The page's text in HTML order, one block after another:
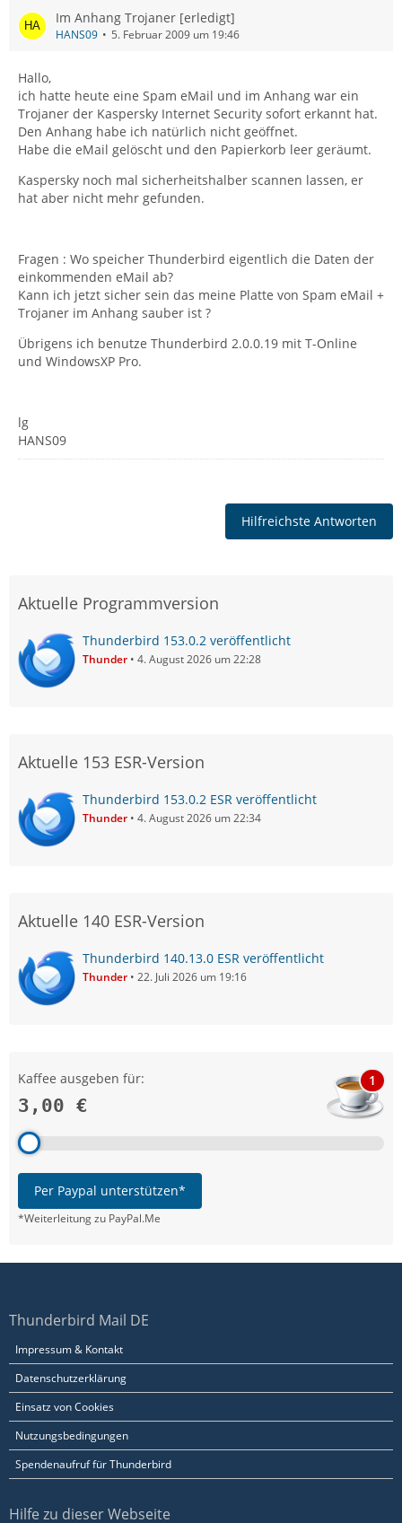
Im Anhang Trojaner [erledigt]
HANS09 5. Februar 2009 um 19:46
Hallo,
ich hatte heute eine Spam eMail und im Anhang war ein
Trojaner der Kaspersky Internet Security sofort erkannt hat.
Den Anhang habe ich natürlich nicht geöffnet.
Habe die eMail gelöscht und den Papierkorb leer geräumt.
Kaspersky noch mal sicherheitshalber scannen lassen, er
hat aber nicht mehr gefunden.
Fragen : Wo speicher Thunderbird eigentlich die Daten der
einkommenden eMail ab?
Kann ich jetzt sicher sein das meine Platte von Spam eMail +
Trojaner im Anhang sauber ist ?
Übrigens ich benutze Thunderbird 2.0.0.19 mit T-Online
und WindowsXP Pro.
lg
HANS09
Hilfreichste Antworten
Aktuelle Programmversion
Thunderbird 153.0.2 veröffentlicht
Thunder 4. August 2026 um 22:28
Aktuelle 153 ESR-Version
Thunderbird 153.0.2 ESR veröffentlicht
Thunder 4. August 2026 um 22:34
Aktuelle 140 ESR-Version
Thunderbird 140.13.0 ESR veröffentlicht
Thunder 22. Juli 2026 um 19:16
Kaffee ausgeben für:
3,00 €
1
Per Paypal unterstützen*
*Weiterleitung zu PayPal.Me
Thunderbird Mail DE
Impressum & Kontakt
Datenschutzerklärung
Einsatz von Cookies
Nutzungsbedingungen
Spendenaufruf für Thunderbird
Hilfe zu dieser Webseite